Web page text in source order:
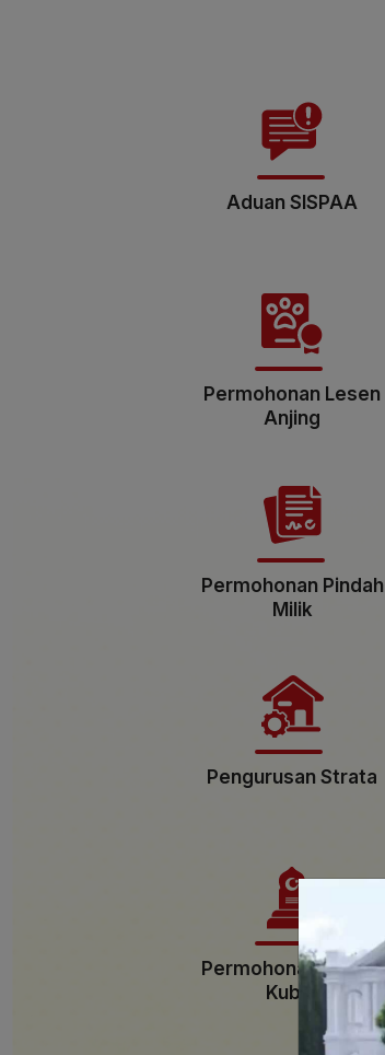
Aduan SISPAA
Permohonan Lesen
Anjing
Permohonan Pindah
Milik
Pengurusan Strata
Permohonan Permit
Kubur